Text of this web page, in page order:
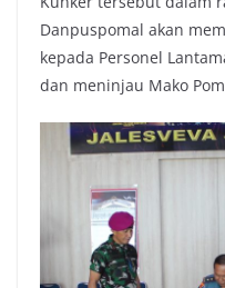
Danpuspomal akan
kepada Personel
dan meninjau Mako